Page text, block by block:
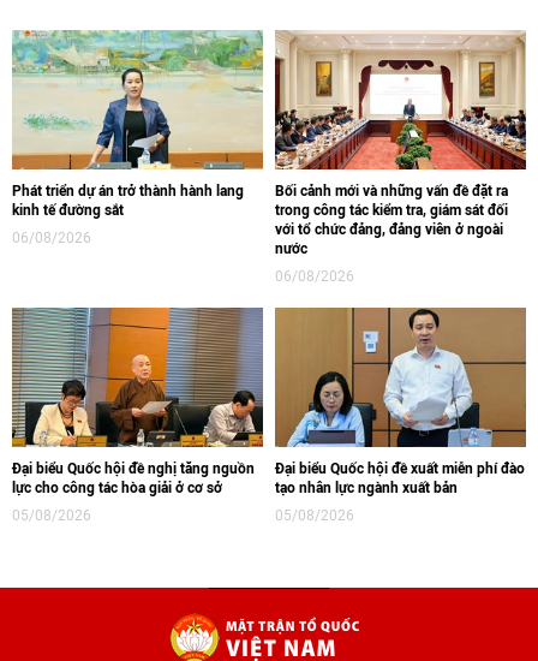
Phát triển dự án trở thành hành lang
kinh tế đường sắt
06/08/2026
Bối cảnh mới và những vấn đề đặt ra
trong công tác kiểm tra, giám sát đối
với tổ chức đảng, đảng viên ở ngoài
nước
06/08/2026
Đại biểu Quốc hội đề nghị tăng nguồn
lực cho công tác hòa giải ở cơ sở
05/08/2026
Đại biểu Quốc hội đề xuất miễn phí đào
tạo nhân lực ngành xuất bản
05/08/2026